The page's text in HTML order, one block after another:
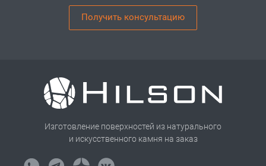
Получить консультацию
Изготовление поверхностей из натурального
и искусственного камня на заказ